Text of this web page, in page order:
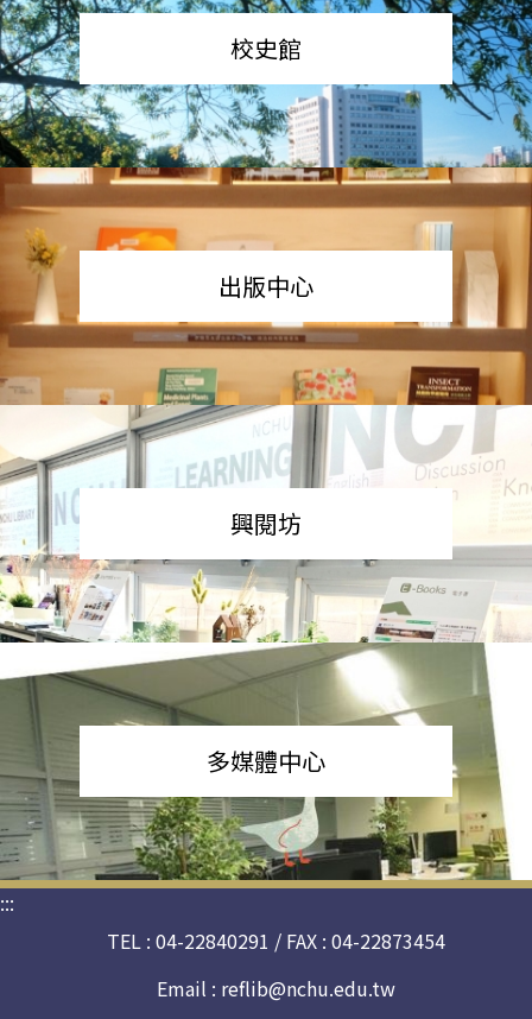
校史館
出版中心
興閱坊
多媒體中心
:::
TEL : 04-22840291 / FAX : 04-22873454
Email : reflib@nchu.edu.tw